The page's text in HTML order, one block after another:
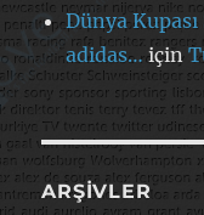
Dünya
adidas… için
ARŞIVLER